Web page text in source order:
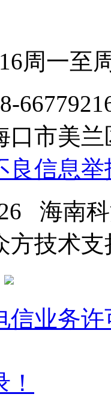
周一至
口市美
良信息举
海南
方技术支
信业务许